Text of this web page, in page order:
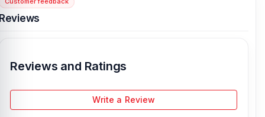
vc_column][/vc_row]
Reviews and Ratings
Write a Review